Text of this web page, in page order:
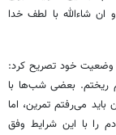
و ان شاءالله با لطف خدا
وضعیت خود تصریح کرد:
ریختم. بعضی شب‌ها با
می‌رفتم تمرین، اما
را با این شرایط وفق